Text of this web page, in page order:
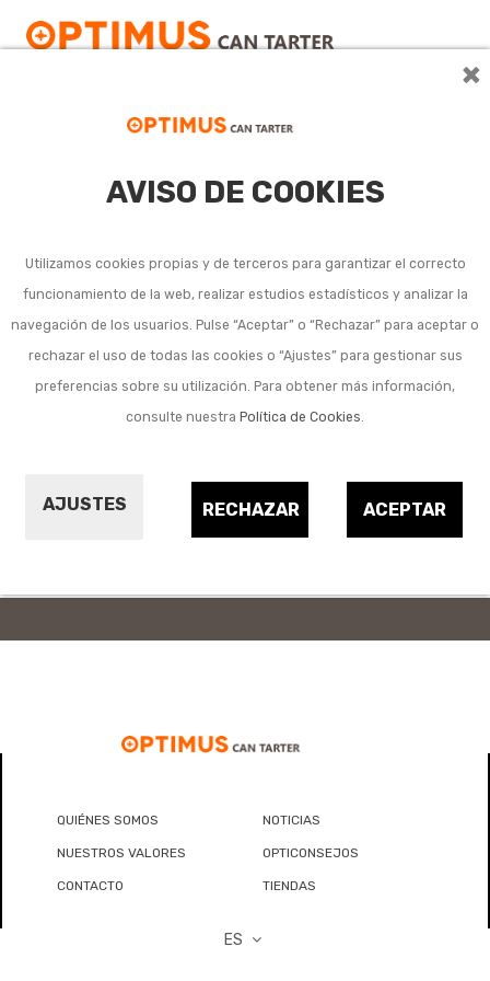
×
AVISO DE COOKIES
Utilizamos cookies propias y de terceros para garantizar el correcto
funcionamiento de la web, realizar estudios estadísticos y analizar la
navegación de los usuarios. Pulse “Aceptar” o “Rechazar” para aceptar o
rechazar el uso de todas las cookies o “Ajustes” para gestionar sus
preferencias sobre su utilización. Para obtener más información,
consulte nuestra Política de Cookies
AJUSTES ACEPTAR
RECHAZAR
construcción
Ver más
Subcategorias
Bidones, embudos y accesorios industriales
QUIÉNES SOMOS NOTICIAS
NUESTROS VALORES OPTICONSEJOS
CONTACTO TIENDAS
ES